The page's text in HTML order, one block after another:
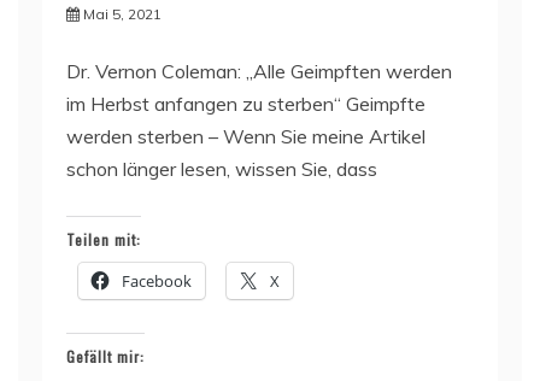
Mai 5, 2021
Dr. Vernon Coleman: „Alle Geimpften werden
im Herbst anfangen zu sterben“ Geimpfte
werden sterben – Wenn Sie meine Artikel
schon länger lesen, wissen Sie, dass
Teilen mit:
Facebook X
Gefällt mir: